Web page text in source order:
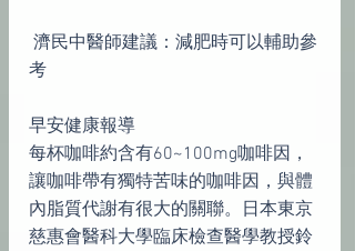
考
早安健康報導
每杯咖啡約含有60~100mg咖啡因，
讓咖啡帶有獨特苦味的咖啡因，與體
內脂質代謝有很大的關聯。日本東京
慈惠會醫科大學臨床檢查醫學教授鈴